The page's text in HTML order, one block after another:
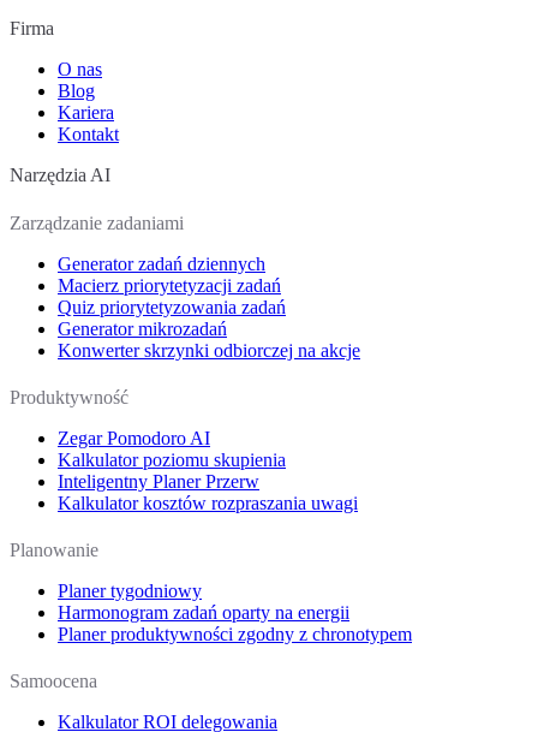
Firma
O nas
Blog
Kariera
Kontakt
Narzędzia AI
Zarządzanie zadaniami
Generator zadań dziennych
Macierz priorytetyzacji zadań
Quiz priorytetyzowania zadań
Generator mikrozadań
Konwerter skrzynki odbiorczej na akcje
Produktywność
Zegar Pomodoro AI
Kalkulator poziomu skupienia
Inteligentny Planer Przerw
Kalkulator kosztów rozpraszania uwagi
Planowanie
Planer tygodniowy
Harmonogram zadań oparty na energii
Planer produktywności zgodny z chronotypem
Samoocena
Kalkulator ROI delegowania